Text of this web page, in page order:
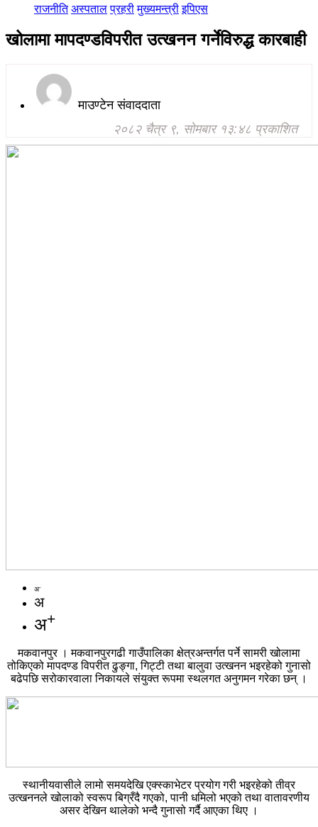
राजनीति अस्पताल प्रहरी मुख्यमन्त्री इपिएस
खोलामा मापदण्डविपरीत उत्खनन गर्नेविरुद्ध कारबाही
माउण्टेन संवाददाता
२०८२ चैत्र ९, सोमबार १३:४८ प्रकाशित
अ-
अ
अ+
मकवानपुर । मकवानपुरगढी गाउँपालिका क्षेत्रअन्तर्गत पर्ने सामरी खोलामा
तोकिएको मापदण्ड विपरीत ढुङ्गा, गिट्टी तथा बालुवा उत्खनन भइरहेको गुनासो
बढेपछि सरोकारवाला निकायले संयुक्त रूपमा स्थलगत अनुगमन गरेका छन् ।
स्थानीयवासीले लामो समयदेखि एक्स्काभेटर प्रयोग गरी भइरहेको तीव्र
उत्खननले खोलाको स्वरूप बिग्रँदै गएको, पानी धमिलो भएको तथा वातावरणीय
असर देखिन थालेको भन्दै गुनासो गर्दै आएका थिए ।